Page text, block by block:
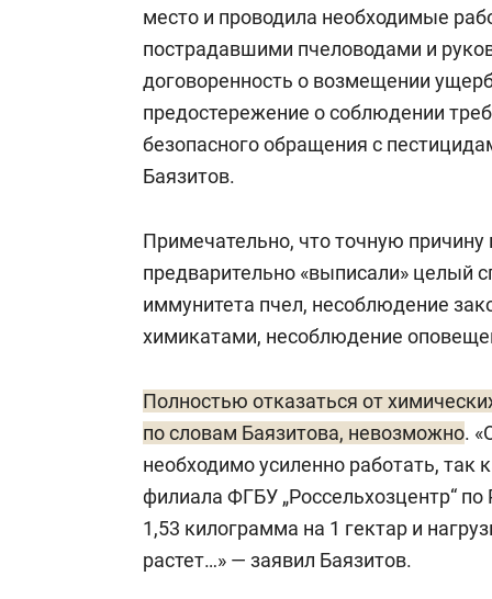
место и проводила необходимые
пострадавшими пчеловодами и
договоренность о возмещении
предостережение о соблюдении
безопасного обращения с
Баязитов.
Примечательно, что точную причину
предварительно «выписали» целый
иммунитета пчел, несоблюдение
химикатами, несоблюдение
Полностью отказаться от
по словам Баязитова, невозможно.
необходимо усиленно работать, так
филиала ФГБУ „Россельхозцентр“
1,53 килограмма на 1 гектар и
растет…» — заявил Баязитов.